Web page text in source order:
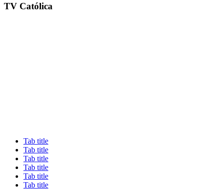
TV Católica
Tab title
Tab title
Tab title
Tab title
Tab title
Tab title